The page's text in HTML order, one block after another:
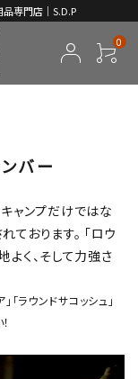
品専門店｜S.D.P
0
バー
ャンプだけではな
ております。 「ロウ
く、そして力強さ
「ラウンドサコッシュ」